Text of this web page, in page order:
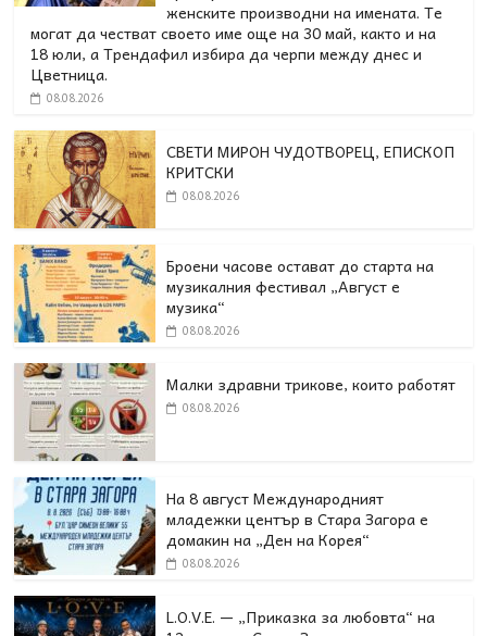
женските производни на имената. Те
могат да честват своето име още на 30 май, както и на
18 юли, а Трендафил избира да черпи между днес и
Цветница.
08.08.2026
СВЕТИ МИРОН ЧУДОТВОРЕЦ, ЕПИСКОП
КРИТСКИ
08.08.2026
Броени часове остават до старта на
музикалния фестивал „Август е
музика“
08.08.2026
Малки здравни трикове, които работят
08.08.2026
На 8 август Международният
младежки център в Стара Загора е
домакин на „Ден на Корея“
08.08.2026
L.O.V.E. — „Приказка за любовта“ на